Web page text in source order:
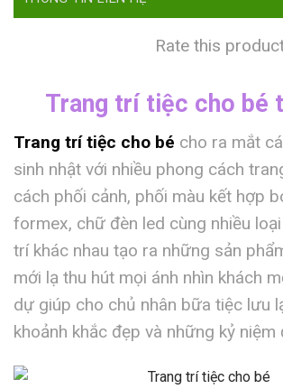
Rate this
Trang trí tiệc cho bé
Trang trí tiệc cho bé cho ra mắt
sinh nhật với nhiều phong cách
cách phối cảnh, phối màu kết hợp
formex, chữ đèn led cùng nhiều
trí khác nhau tạo ra những sản
mới lạ thu hút mọi ánh nhìn khách
dự giúp cho chủ nhân bữa tiệc lưu
khoảnh khắc đẹp và những kỷ niệm